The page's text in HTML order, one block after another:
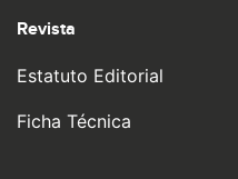
Revista
Estatuto Editorial
Ficha Técnica